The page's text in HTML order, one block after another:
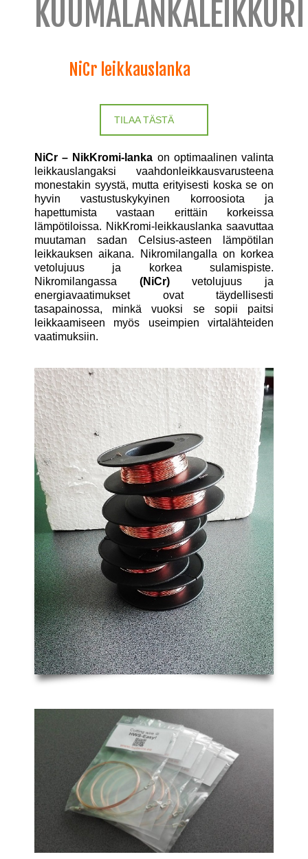
KUUMALANKALEIKKURI
NiCr leikkauslanka
TILAA TÄSTÄ
NiCr – NikKromi-lanka on optimaalinen valinta
leikkauslangaksi vaahdonleikkausvarusteena
monestakin syystä, mutta erityisesti koska se on
hyvin vastustuskykyinen korroosiota ja
hapettumista vastaan erittäin korkeissa
lämpötiloissa. NikKromi-leikkauslanka saavuttaa
muutaman sadan Celsius-asteen lämpötilan
leikkauksen aikana. Nikromilangalla on korkea
vetolujuus ja korkea sulamispiste.
Nikromilangassa (NiCr)vetolujuus ja
energiavaatimukset ovat täydellisesti
tasapainossa, minkä vuoksi se sopii paitsi
leikkaamiseen myös useimpien virtalähteiden
vaatimuksiin.